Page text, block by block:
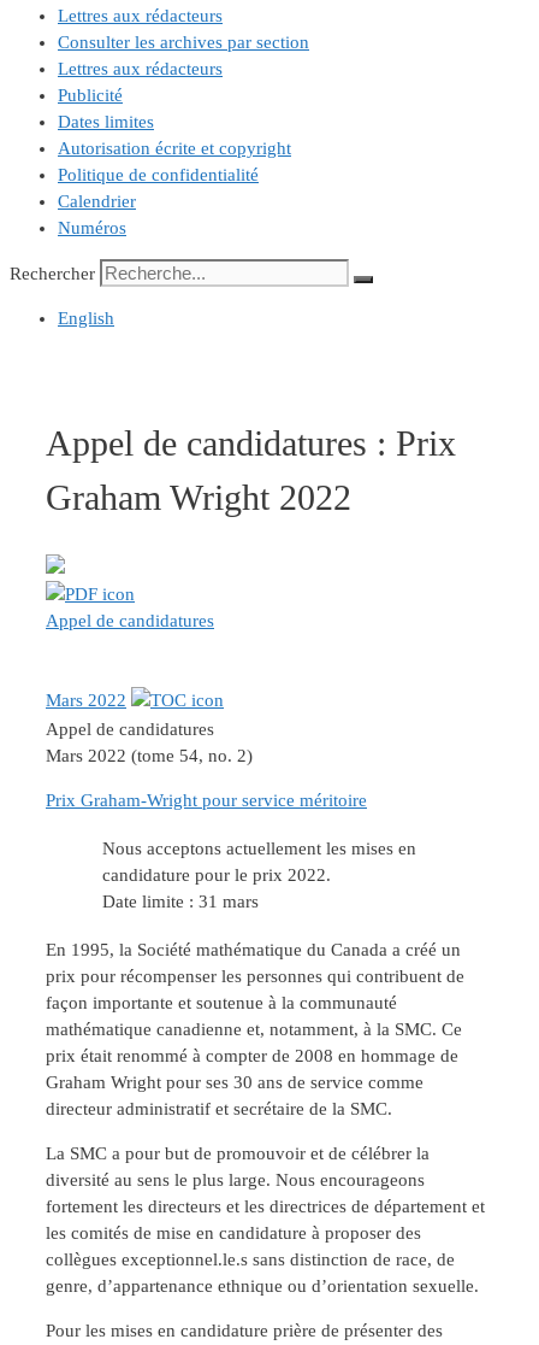
Lettres aux rédacteurs
Consulter les archives par section
Lettres aux rédacteurs
Publicité
Dates limites
Autorisation écrite et copyright
Politique de confidentialité
Calendrier
Numéros
Rechercher
English
Appel de candidatures : Prix
Graham Wright 2022
Appel de candidatures
Mars 2022
Appel de candidatures
Mars 2022 (tome 54, no. 2)
Prix Graham-Wright pour service méritoire
Nous acceptons actuellement les mises en
candidature pour le prix 2022.
Date limite : 31 mars
En 1995, la Société mathématique du Canada a créé un
prix pour récompenser les personnes qui contribuent de
façon importante et soutenue à la communauté
mathématique canadienne et, notamment, à la SMC. Ce
prix était renommé à compter de 2008 en hommage de
Graham Wright pour ses 30 ans de service comme
directeur administratif et secrétaire de la SMC.
La SMC a pour but de promouvoir et de célébrer la
diversité au sens le plus large. Nous encourageons
fortement les directeurs et les directrices de département et
les comités de mise en candidature à proposer des
collègues exceptionnel.le.s sans distinction de race, de
genre, d’appartenance ethnique ou d’orientation sexuelle.
Pour les mises en candidature prière de présenter des